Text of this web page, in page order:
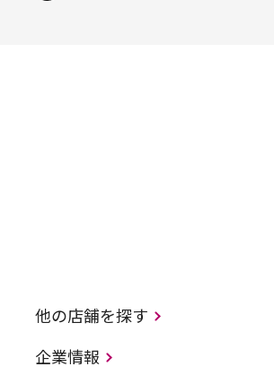
他の店舗を探す
企業情報